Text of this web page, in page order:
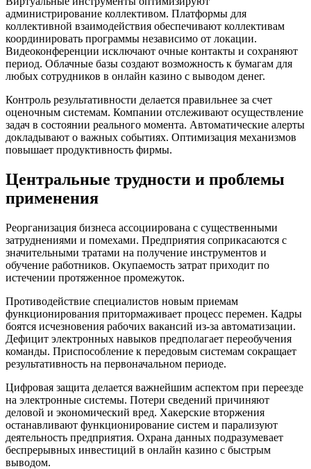
администрирование коллективом. Платформы для
коллективной взаимодействия обеспечивают коллективам
координировать программы независимо от локации.
Видеоконференции исключают очные контакты и сохраняют
период. Облачные базы создают возможность к бумагам для
любых сотрудников в онлайн казино с выводом денег.
Контроль результативности делается правильнее за счет
оценочным системам. Компании отслеживают осуществление
задач в состоянии реального момента. Автоматические алерты
докладывают о важных событиях. Оптимизация механизмов
повышает продуктивность фирмы.
Центральные трудности и проблемы
применения
Реорганизация бизнеса ассоциирована с существенными
затруднениями и помехами. Предприятия соприкасаются с
значительными тратами на получение инструментов и
обучение работников. Окупаемость затрат приходит по
истечении протяженное промежуток.
Противодействие специалистов новым приемам
функционирования притормаживает процесс перемен. Кадры
боятся исчезновения рабочих вакансий из-за автоматизации.
Дефицит электронных навыков предполагает переобучения
команды. Приспособление к передовым системам сокращает
результативность на первоначальном периоде.
Цифровая защита делается важнейшим аспектом при переезде
на электронные системы. Потери сведений причиняют
деловой и экономический вред. Хакерские вторжения
останавливают функционирование систем и парализуют
деятельность предприятия. Охрана данных подразумевает
беспрерывных инвестиций в онлайн казино с быстрым
выводом.